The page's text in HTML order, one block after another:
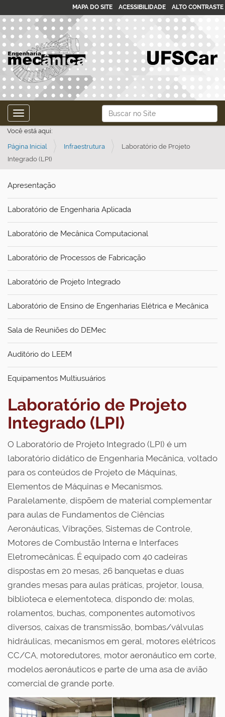
Busca
Busca Avançada…
MAPA DO SITE ACESSIBILIDADE ALTO CONTRASTE
Toggle navigation
Você está aqui:
Página Inicial Infraestrutura
Laboratório de Projeto
Integrado (LPI)
Apresentação
Laboratório de Engenharia Aplicada
Laboratório de Mecânica Computacional
Laboratório de Processos de Fabricação
Laboratório de Projeto Integrado
Laboratório de Ensino de Engenharias Elétrica e Mecânica
Sala de Reuniões do DEMec
Auditório do LEEM
Equipamentos Multiusuários
Laboratório de Projeto
Integrado (LPI)
O Laboratório de Projeto Integrado (LPI) é um
laboratório didático de Engenharia Mecânica, voltado
para os conteúdos de Projeto de Máquinas,
Elementos de Máquinas e Mecanismos.
Paralelamente, dispõem de material complementar
para aulas de Fundamentos de Ciências
Aeronáuticas, Vibrações, Sistemas de Controle,
Motores de Combustão Interna e Interfaces
Eletromecânicas. É equipado com 40 cadeiras
dispostas em 20 mesas, 26 banquetas e duas
grandes mesas para aulas práticas, projetor, lousa,
biblioteca e elementoteca, dispondo de: molas,
rolamentos, buchas, componentes automotivos
diversos, caixas de transmissão, bombas/válvulas
hidráulicas, mecanismos em geral, motores elétricos
CC/CA, motoredutores, motor aeronáutico em corte,
modelos aeronáuticos e parte de uma asa de avião
comercial de grande porte.